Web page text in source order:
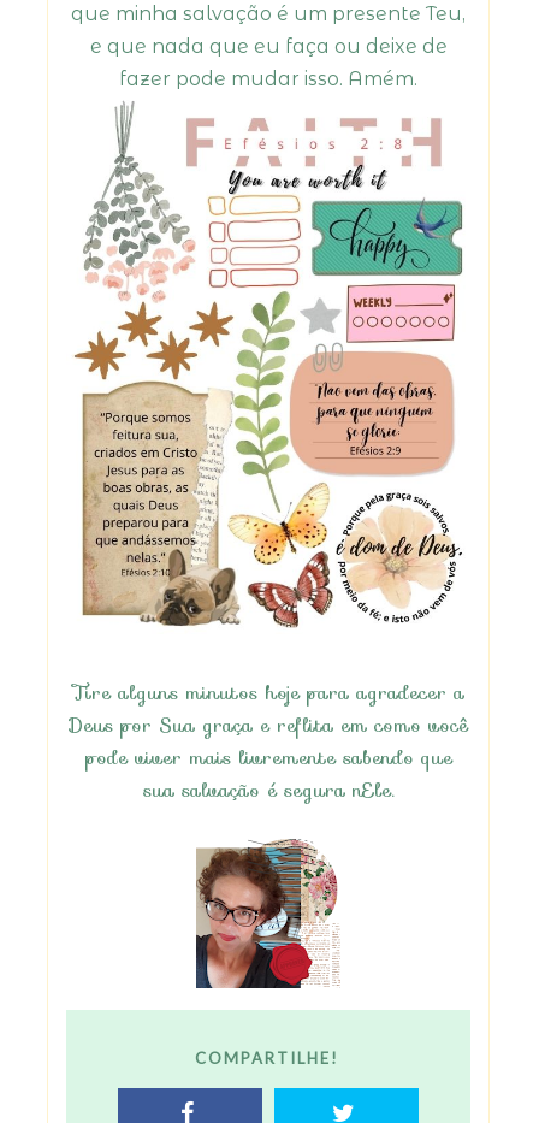
que minha salvação é um presente Teu,
e que nada que eu faça ou deixe de
fazer pode mudar isso. Amém.
Tire alguns minutos hoje para agradecer a
Deus por Sua graça e reflita em como você
pode viver mais livremente sabendo que
sua salvação é segura nEle.
COMPARTILHE!